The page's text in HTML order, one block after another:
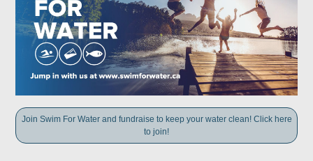
Join Swim For Water and fundraise to keep your water clean! Click here
to join!